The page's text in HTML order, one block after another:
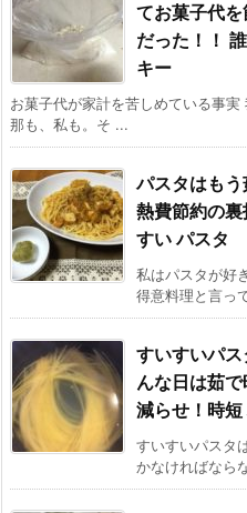
てお菓子代
だった！！
キー
お菓子代が家計を苦しめている事
那も、私も。そ ...
パスタはも
熱費節約の
すい パスタ
私はパスタが好
得意料理と言っ
すいすいパ
んな日は茹
減らせ！時短
すいすいパスタ
かなければなら